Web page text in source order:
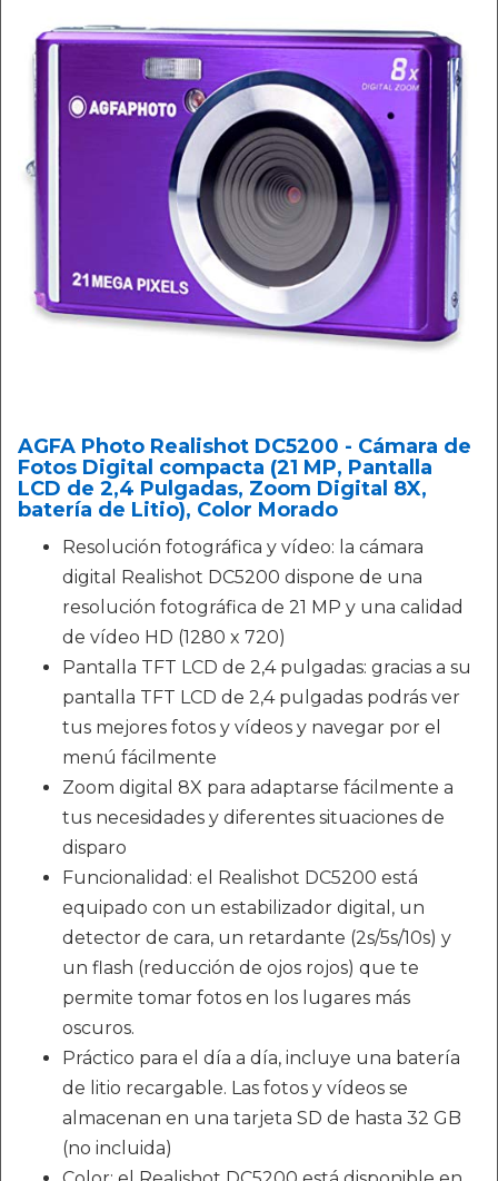
AGFA Photo Realishot DC5200 - Cámara de
Fotos Digital compacta (21 MP, Pantalla
LCD de 2,4 Pulgadas, Zoom Digital 8X,
batería de Litio), Color Morado
Resolución fotográfica y vídeo: la cámara
digital Realishot DC5200 dispone de una
resolución fotográfica de 21 MP y una calidad
de vídeo HD (1280 x 720)
Pantalla TFT LCD de 2,4 pulgadas: gracias a su
pantalla TFT LCD de 2,4 pulgadas podrás ver
tus mejores fotos y vídeos y navegar por el
menú fácilmente
Zoom digital 8X para adaptarse fácilmente a
tus necesidades y diferentes situaciones de
disparo
Funcionalidad: el Realishot DC5200 está
equipado con un estabilizador digital, un
detector de cara, un retardante (2s/5s/10s) y
un flash (reducción de ojos rojos) que te
permite tomar fotos en los lugares más
oscuros.
Práctico para el día a día, incluye una batería
de litio recargable. Las fotos y vídeos se
almacenan en una tarjeta SD de hasta 32 GB
(no incluida)